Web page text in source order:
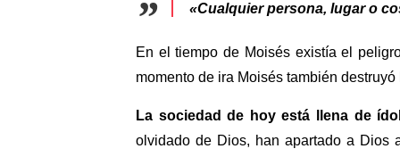
«Cualquier persona, lugar o
En el tiempo de Moisés existía el
momento de ira Moisés también
La sociedad de hoy está llena de
olvidado de Dios, han apartado a Dios